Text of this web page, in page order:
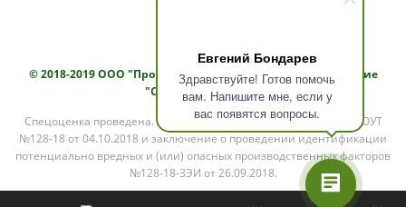
Евгений Бондарев
Здравствуйте! Готов помочь
вам. Напишите мне, если у
вас появятся вопросы.
© 2018-2019ООО "Производственно - торговое предприятие
"Славянский Союз"
Спецоценка проведена. Заключение эксперта о проведении СОУТ
№128-18 от 04.10.2018 и заключение о проведении идентификации
потенциально вредных и (или) опасных производственных факторов
№128-18-ЗЭИ от 26.09.2018.